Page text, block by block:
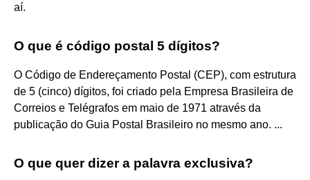
aí.
O que é código postal 5 dígitos?
O Código de Endereçamento Postal (CEP), com estrutura
de 5 (cinco) dígitos, foi criado pela Empresa Brasileira de
Correios e Telégrafos em maio de 1971 através da
publicação do Guia Postal Brasileiro no mesmo ano. ...
O que quer dizer a palavra exclusiva?